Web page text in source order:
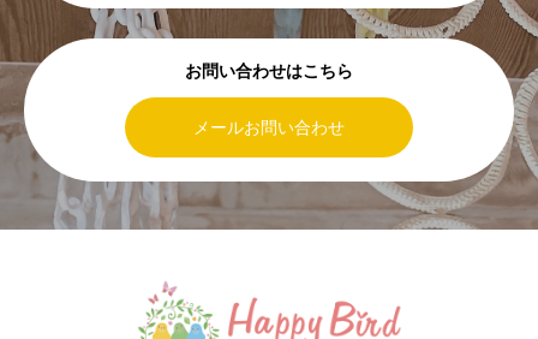
お問い合わせはこちら
メールお問い合わせ